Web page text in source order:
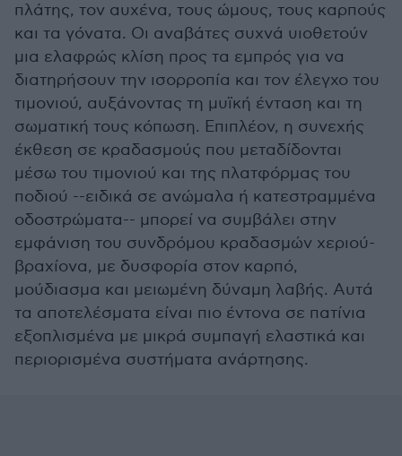
πλάτης, τον αυχένα, τους ώμους, τους καρπούς
και τα γόνατα. Οι αναβάτες συχνά υιοθετούν
μια ελαφρώς κλίση προς τα εμπρός για να
διατηρήσουν την ισορροπία και τον έλεγχο του
τιμονιού, αυξάνοντας τη μυϊκή ένταση και τη
σωματική τους κόπωση. Επιπλέον, η συνεχής
έκθεση σε κραδασμούς που μεταδίδονται
μέσω του τιμονιού και της πλατφόρμας του
ποδιού --ειδικά σε ανώμαλα ή κατεστραμμένα
οδοστρώματα-- μπορεί να συμβάλει στην
εμφάνιση του συνδρόμου κραδασμών χεριού-
βραχίονα, με δυσφορία στον καρπό,
μούδιασμα και μειωμένη δύναμη λαβής. Αυτά
τα αποτελέσματα είναι πιο έντονα σε πατίνια
εξοπλισμένα με μικρά συμπαγή ελαστικά και
περιορισμένα συστήματα ανάρτησης.